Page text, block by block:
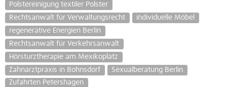
Polstereinigung textiler Polster
Rechtsanwalt für Verwaltungsrecht
individuelle Möbel
regenerative Energien Berlin
Rechtsanwalt für Verkehrsanwalt
Hörsturztherapie am Mexikoplatz
Zahnarztpraxis in Bohnsdorf
Sexualberatung Berlin
Zufahrten Petershagen